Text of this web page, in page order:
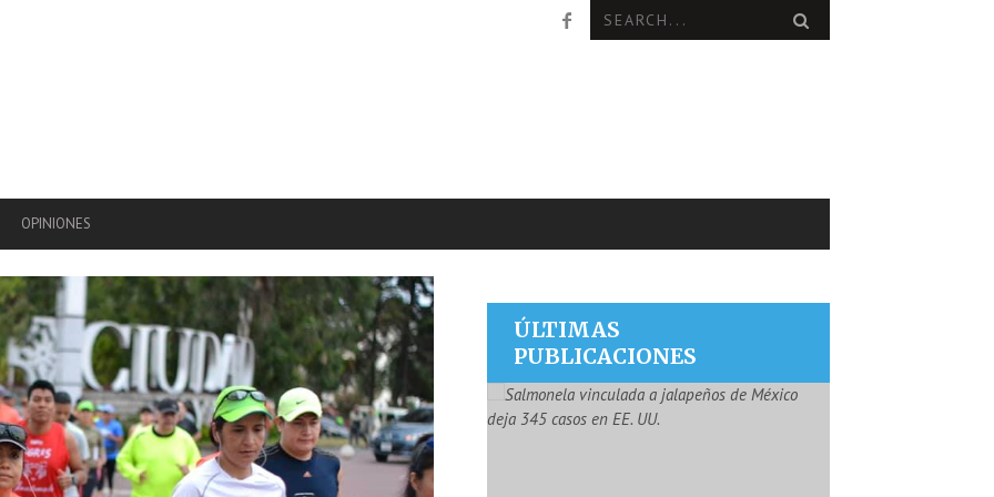
OPINIONES
ÚLTIMAS
PUBLICACIONES